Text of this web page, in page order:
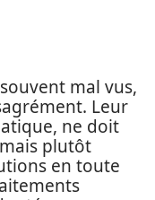
mal vus,
Leur
ne doit
plutôt
en toute